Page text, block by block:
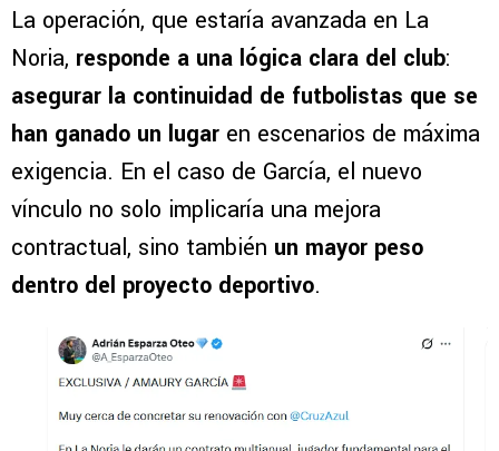
La operación, que estaría avanzada en La
Noria, responde a una lógica clara del club:
asegurar la continuidad de futbolistas que se
han ganado un lugar en escenarios de máxima
exigencia. En el caso de García, el nuevo
vínculo no solo implicaría una mejora
contractual, sino también un mayor peso
dentro del proyecto deportivo.